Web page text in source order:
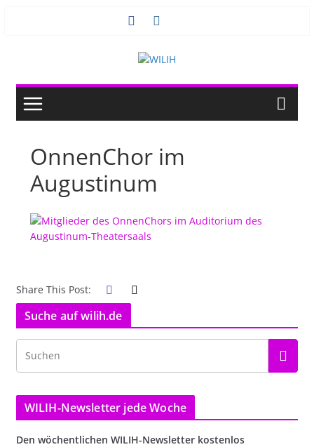
OnnenChor im
Augustinum
Share This Post:
Suche auf wilih.de
WILIH-Newsletter jede Woche
Den wöchentlichen WILIH-Newsletter kostenlos